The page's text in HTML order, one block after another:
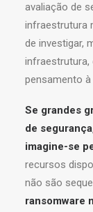
avaliação de
infraestrutura
de investigar,
infraestrutura,
pensamento
Se grandes
de
imagine-se
recursos
não são
ransomware